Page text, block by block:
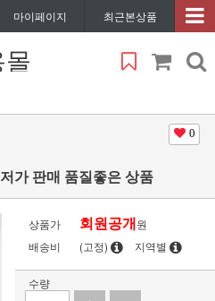
마이페이지 최근본상품
0
가 판매 품질좋은 상품
상품가 회원공개원
배송비
(고정) 지역별
수량